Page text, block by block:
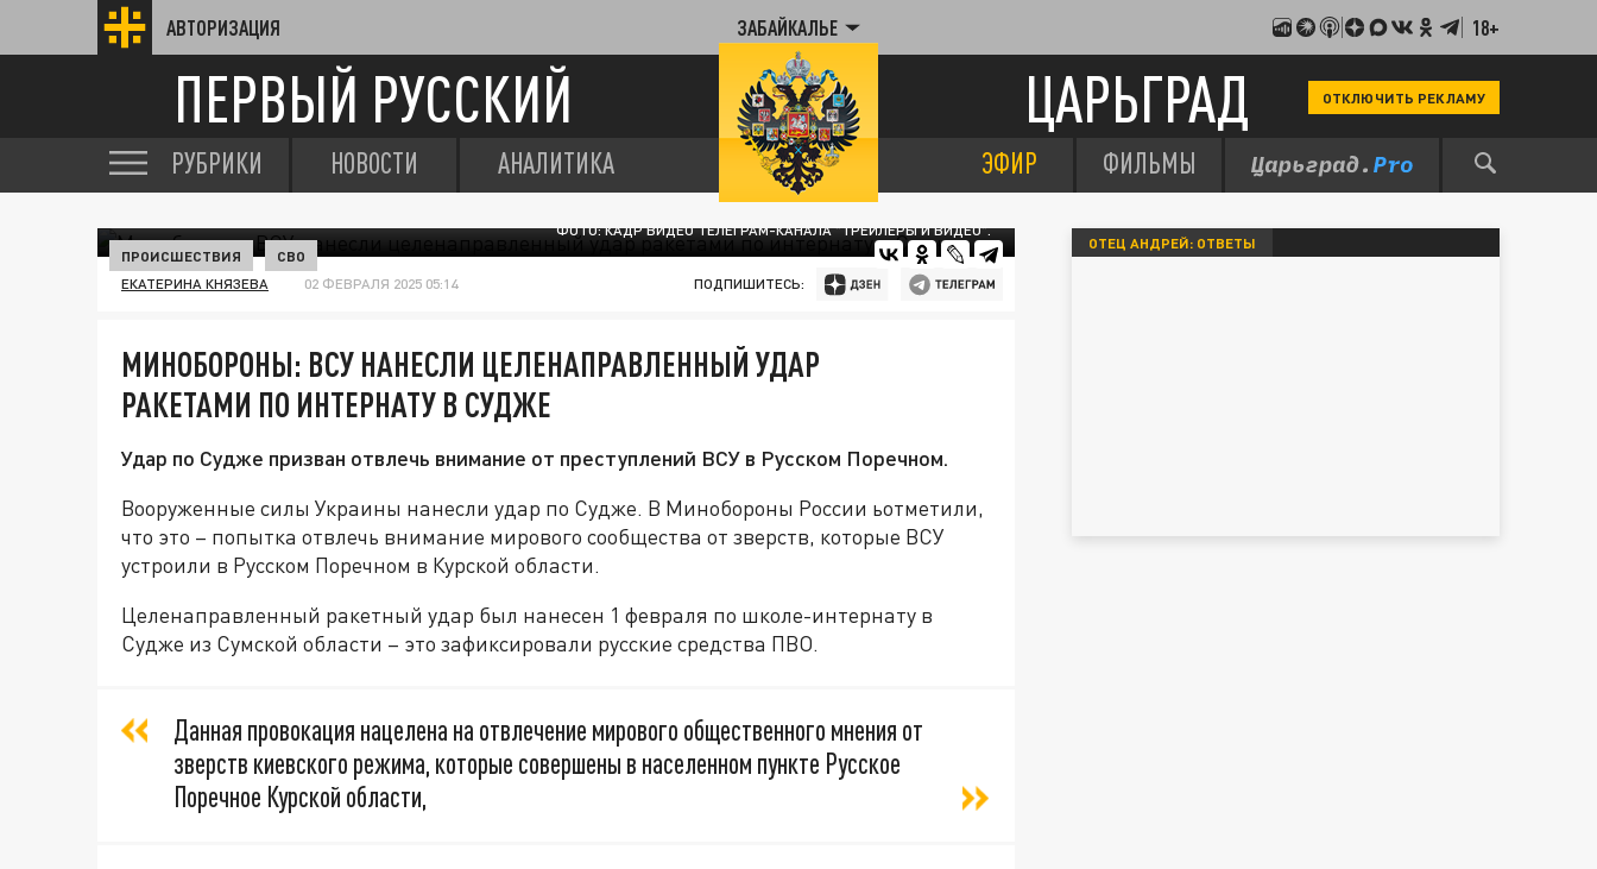
АВТОРИЗАЦИЯ ЗАБАЙКАЛЬЕ 18+
ПЕРВЫЙ РУССКИЙ ЦАРЬГРАД ОТКЛЮЧИТЬ РЕКЛАМУ
РУБРИКИ НОВОСТИ АНАЛИТИКА ЭФИР ФИЛЬМЫ
ФОТО: КАДР ВИДЕО ТЕЛЕГРАМ-КАНАЛА "ТРЕЙЛЕРЫ И ВИДЕО".
ПРОИСШЕСТВИЯ СВО
ЕКАТЕРИНА КНЯЗЕВА 02 ФЕВРАЛЯ 2025 05:14 ПОДПИШИТЕСЬ:
МИНОБОРОНЫ: ВСУ НАНЕСЛИ ЦЕЛЕНАПРАВЛЕННЫЙ УДАР
РАКЕТАМИ ПО ИНТЕРНАТУ В СУДЖЕ
Удар по Судже призван отвлечь внимание от преступлений ВСУ в Русском Поречном.
Вооруженные силы Украины нанесли удар по Судже. В Минобороны России ьотметили,
что это – попытка отвлечь внимание мирового сообщества от зверств, которые ВСУ
устроили в Русском Поречном в Курской области.
Целенаправленный ракетный удар был нанесен 1 февраля по школе-интернату в
Судже из Сумской области – это зафиксировали русские средства ПВО.
Данная провокация нацелена на отвлечение мирового общественного мнения от
зверств киевского режима, которые совершены в населенном пункте Русское
Поречное Курской области,
ОТЕЦ АНДРЕЙ: ОТВЕТЫ